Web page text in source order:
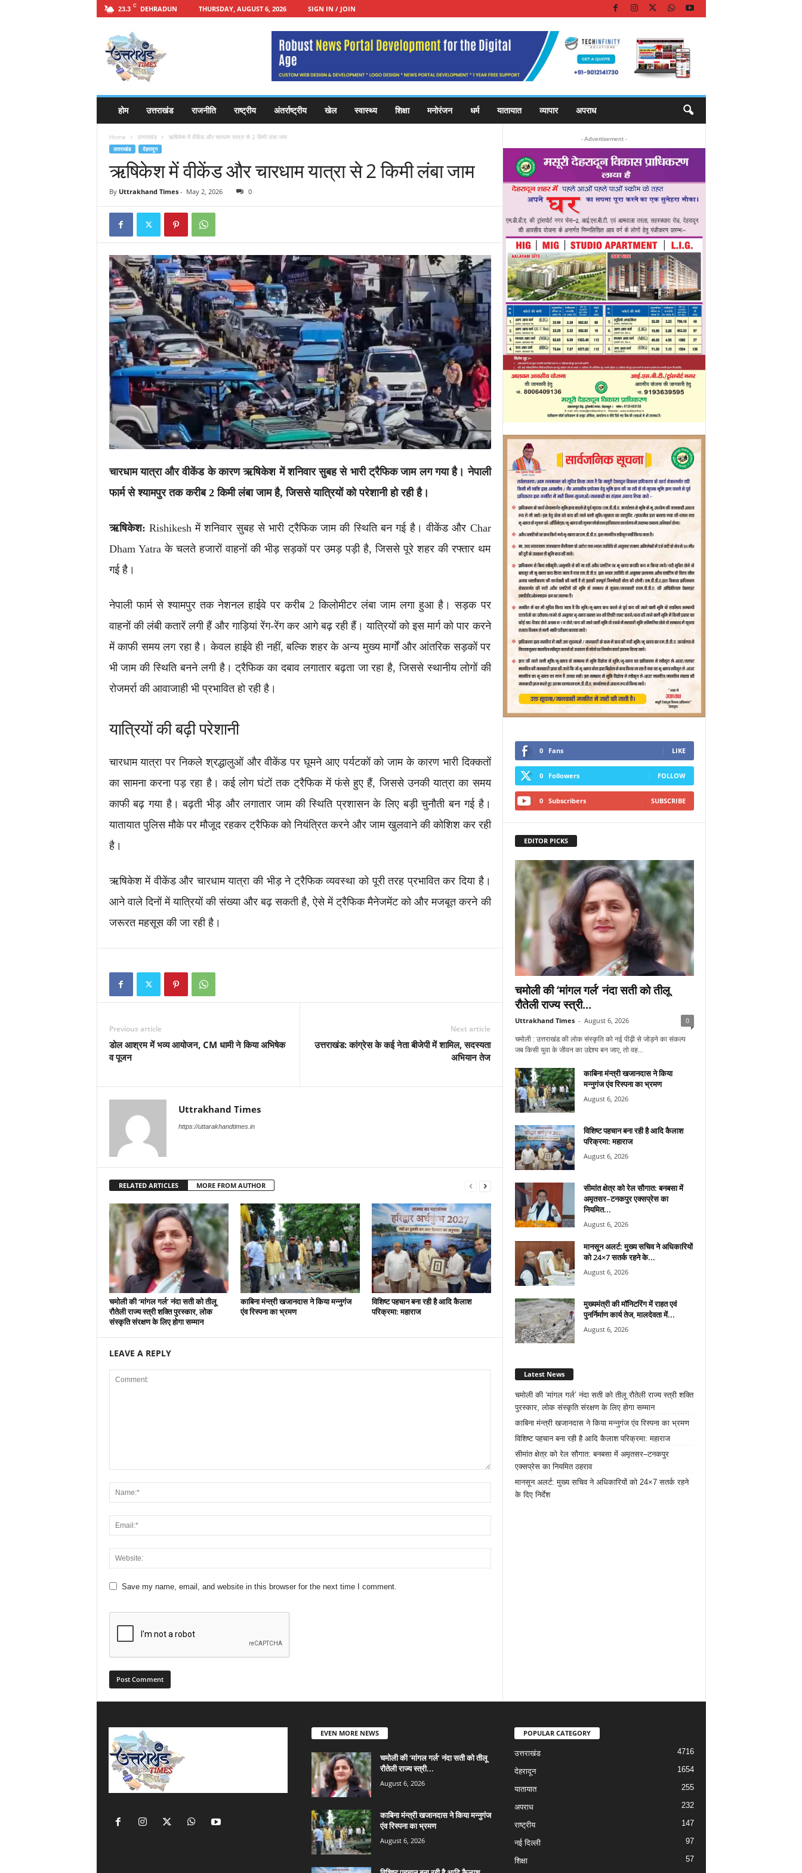
23.3 C DEHRADUN THURSDAY, AUGUST 6, 2026 SIGN IN / JOIN
n
होम उत्तराखंड राजनीति राष्ट्रीय अंतर्राष्ट्रीय खेल स्वास्थ्य शिक्षा मनोरंजन धर्म यातायात व्यापार अपराध
Home उत्तराखंड ऋषिकेश में वीकेंड और चारधाम यात्रा से 2 किमी लंबा जाम
उत्तराखंड देहरादून
ऋषिकेश में वीकेंड और चारधाम यात्रा से 2 किमी लंबा जाम
By Uttrakhand Times- May 2, 2026 0
चारधाम यात्रा और वीकेंड के कारण ऋषिकेश में शनिवार सुबह से भारी ट्रैफिक जाम लग गया है। नेपाली
फार्म से श्यामपुर तक करीब 2 किमी लंबा जाम है, जिससे यात्रियों को परेशानी हो रही है।
ऋषिकेश: Rishikesh में शनिवार सुबह से भारी ट्रैफिक जाम की स्थिति बन गई है। वीकेंड और Char
Dham Yatra के चलते हजारों वाहनों की भीड़ सड़कों पर उमड़ पड़ी है, जिससे पूरे शहर की रफ्तार थम
गई है।
नेपाली फार्म से श्यामपुर तक नेशनल हाईवे पर करीब 2 किलोमीटर लंबा जाम लगा हुआ है। सड़क पर
वाहनों की लंबी कतारें लगी हैं और गाड़ियां रेंग-रेंग कर आगे बढ़ रही हैं। यात्रियों को इस मार्ग को पार करने
में काफी समय लग रहा है। केवल हाईवे ही नहीं, बल्कि शहर के अन्य मुख्य मार्गों और आंतरिक सड़कों पर
भी जाम की स्थिति बनने लगी है। ट्रैफिक का दबाव लगातार बढ़ता जा रहा है, जिससे स्थानीय लोगों की
रोजमर्रा की आवाजाही भी प्रभावित हो रही है।
यात्रियों की बढ़ी परेशानी
चारधाम यात्रा पर निकले श्रद्धालुओं और वीकेंड पर घूमने आए पर्यटकों को जाम के कारण भारी दिक्कतों
का सामना करना पड़ रहा है। कई लोग घंटों तक ट्रैफिक में फंसे हुए हैं, जिससे उनकी यात्रा का समय
काफी बढ़ गया है। बढ़ती भीड़ और लगातार जाम की स्थिति प्रशासन के लिए बड़ी चुनौती बन गई है।
यातायात पुलिस मौके पर मौजूद रहकर ट्रैफिक को नियंत्रित करने और जाम खुलवाने की कोशिश कर रही
है।
ऋषिकेश में वीकेंड और चारधाम यात्रा की भीड़ ने ट्रैफिक व्यवस्था को पूरी तरह प्रभावित कर दिया है।
आने वाले दिनों में यात्रियों की संख्या और बढ़ सकती है, ऐसे में ट्रैफिक मैनेजमेंट को और मजबूत करने की
जरूरत महसूस की जा रही है।
Previous article
डोल आश्रम में भव्य आयोजन, CM धामी ने किया अभिषेक
व पूजन
Next article
उत्तराखंड: कांग्रेस के कई नेता बीजेपी में शामिल, सदस्यता
अभियान तेज
Uttrakhand Times
https://uttarakhandtimes.in
RELATED ARTICLES MORE FROM AUTHOR
चमोली की ‘मांगल गर्ल’ नंदा सती को तीलू
रौतेली राज्य स्त्री शक्ति पुरस्कार, लोक
संस्कृति संरक्षण के लिए होगा सम्मान
काबिना मंन्त्री खजानदास ने किया मन्नुगंज
एंव रिस्पना का भ्रमण
विशिष्ट पहचान बना रही है आदि कैलाश
परिक्रमा: महाराज
LEAVE A REPLY
Save my name, email, and website in this browser for the next time I comment.
- Advertisement -
0 Fans LIKE
0 Followers FOLLOW
0 Subscribers SUBSCRIBE
EDITOR PICKS
चमोली की ‘मांगल गर्ल’ नंदा सती को तीलू
रौतेली राज्य स्त्री...
Uttrakhand Times - August 6, 2026 0
चमोली : उत्तराखंड की लोक संस्कृति को नई पीढ़ी से जोड़ने का संकल्प
जब किसी युवा के जीवन का उद्देश्य बन जाए, तो वह...
काबिना मंन्त्री खजानदास ने किया
मन्नुगंज एंव रिस्पना का भ्रमण
August 6, 2026
विशिष्ट पहचान बना रही है आदि कैलाश
परिक्रमा: महाराज
August 6, 2026
सीमांत क्षेत्र को रेल सौगात: बनबसा में
अमृतसर–टनकपुर एक्सप्रेस का
नियमित...
August 6, 2026
मानसून अलर्ट: मुख्य सचिव ने अधिकारियों
को 24×7 सतर्क रहने के...
August 6, 2026
मुख्यमंत्री की मॉनिटरिंग में राहत एवं
पुनर्निर्माण कार्य तेज, मालदेवता में...
August 6, 2026
Latest News
चमोली की ‘मांगल गर्ल’ नंदा सती को तीलू रौतेली राज्य स्त्री शक्ति
पुरस्कार, लोक संस्कृति संरक्षण के लिए होगा सम्मान
काबिना मंन्त्री खजानदास ने किया मन्नुगंज एंव रिस्पना का भ्रमण
विशिष्ट पहचान बना रही है आदि कैलाश परिक्रमा: महाराज
सीमांत क्षेत्र को रेल सौगात: बनबसा में अमृतसर–टनकपुर
एक्सप्रेस का नियमित ठहराव
मानसून अलर्ट: मुख्य सचिव ने अधिकारियों को 24×7 सतर्क रहने
के दिए निर्देश
EVEN MORE NEWS
चमोली की ‘मांगल गर्ल’ नंदा सती को तीलू
रौतेली राज्य स्त्री...
August 6, 2026
काबिना मंन्त्री खजानदास ने किया मन्नुगंज
एंव रिस्पना का भ्रमण
August 6, 2026
POPULAR CATEGORY
उत्तराखंड 4716
देहरादून 1654
यातायात 255
अपराध 232
राष्ट्रीय 147
नई दिल्ली 97
शिक्षा 57